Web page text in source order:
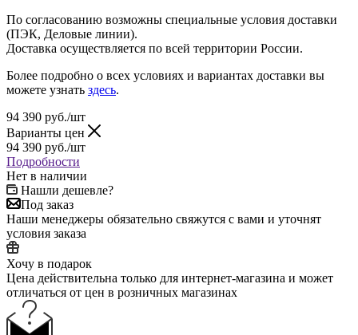
По согласованию возможны специальные условия доставки
(ПЭК, Деловые линии).
Доставка осуществляется по всей территории России.
Более подробно о всех условиях и вариантах доставки вы
можете узнать здесь.
94 390 руб./шт
Варианты цен
94 390 руб./шт
Подробности
Нет в наличии
Нашли дешевле?
Под заказ
Наши менеджеры обязательно свяжутся с вами и уточнят
условия заказа
Хочу в подарок
Цена действительна только для интернет-магазина и может
отличаться от цен в розничных магазинах